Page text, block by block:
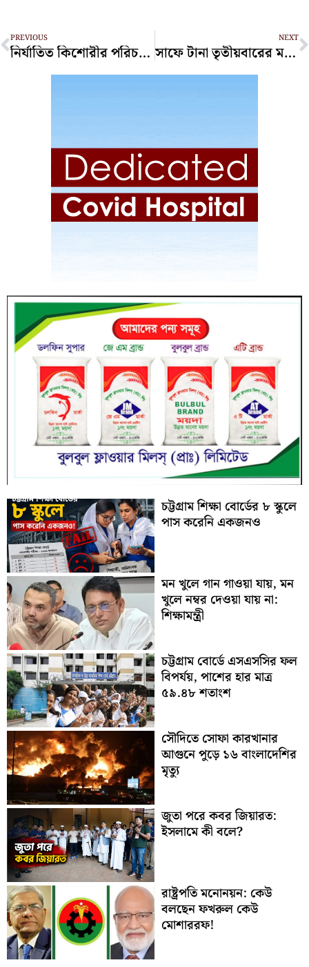
Prev
PREVIOUS
নির্যাতিত কিশোরীর পরিচয় প্রকাশ: চকরিয়ায় ওসির বিরুদ্ধে লিগ্যাল নোটিশ
NEXT
সাফে টানা তৃতীয়বারের মতো ফাইনালে বাংলাদেশ নারী দল
চট্টগ্রাম শিক্ষা বোর্ডের ৮ স্কুলে
পাস করেনি একজনও
মন খুলে গান গাওয়া যায়, মন
খুলে নম্বর দেওয়া যায় না:
শিক্ষামন্ত্রী
চট্টগ্রাম বোর্ডে এসএসসির ফল
বিপর্যয়, পাশের হার মাত্র
৫৯.৪৮ শতাংশ
সৌদিতে সোফা কারখানার
আগুনে পুড়ে ১৬ বাংলাদেশির
মৃত্যু
জুতা পরে কবর জিয়ারত:
ইসলামে কী বলে?
রাষ্ট্রপতি মনোনয়ন: কেউ
বলছেন ফখরুল কেউ
মোশাররফ!